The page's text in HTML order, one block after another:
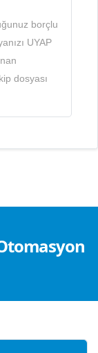
borçlu
UYAP
dosyası